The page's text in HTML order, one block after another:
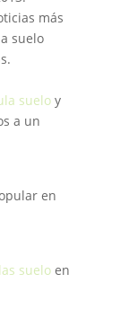
más
suelo
sueloy
a un
en
sueloen